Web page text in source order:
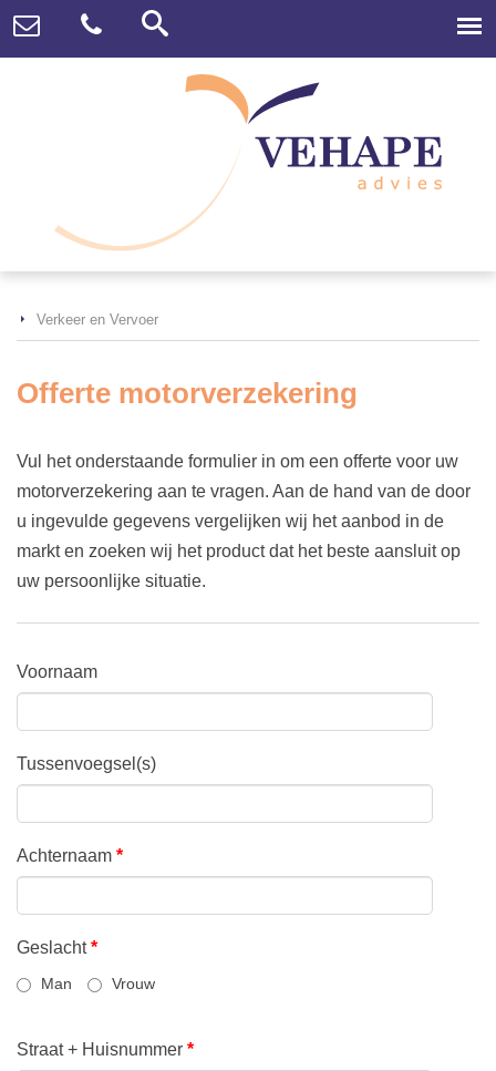
Verkeer en Vervoer
Offerte motorverzekering
Vul het onderstaande formulier in om een offerte voor uw
motorverzekering aan te vragen. Aan de hand van de door
u ingevulde gegevens vergelijken wij het aanbod in de
markt en zoeken wij het product dat het beste aansluit op
uw persoonlijke situatie.
Voornaam
Tussenvoegsel(s)
Achternaam *
Geslacht*
Man Vrouw
Straat + Huisnummer *